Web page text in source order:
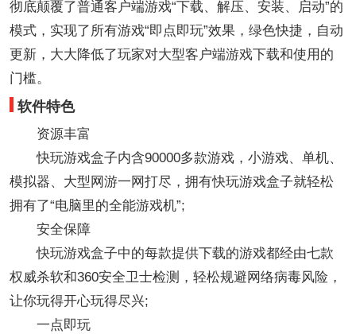
彻底颠覆了普通客户端游戏“下载、解压、安装、启动”的
模式，实现了所有游戏“即点即玩”效果，绿色快捷，自动
更新，大大降低了玩家对大型客户端游戏下载和使用的
门槛。
软件特色
资源丰富
快玩游戏盒子内含90000多款游戏，小游戏、单机、
模拟器、大型网游一网打尽，拥有快玩游戏盒子就轻松
拥有了“电脑里的全能游戏机”;
安全保障
快玩游戏盒子中的每款提供下载的游戏都经由七款
权威杀软和360安全卫士检测，轻松规避网络病毒风险，
让你玩得开心玩得尽兴;
一点即玩